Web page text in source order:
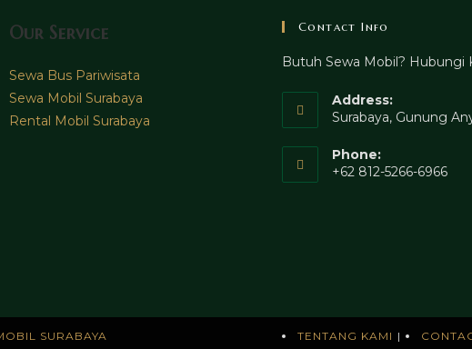
Our Service
Sewa Bus Pariwisata
Sewa Mobil Surabaya
Rental Mobil Surabaya
Contact Info
Butuh Sewa Mobil? Hubungi
Address:
Surabaya, Gunung
Phone:
+62 812-5266-6966
TENTANG KAMI
SURABAYA